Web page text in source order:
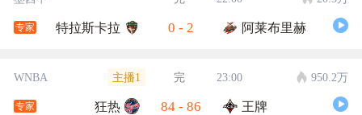
专家 特拉斯卡拉 0 - 2 阿莱布里赫
WNBA 主播1 完 23:00 950.2万
专家 狂热 84 - 86 王牌